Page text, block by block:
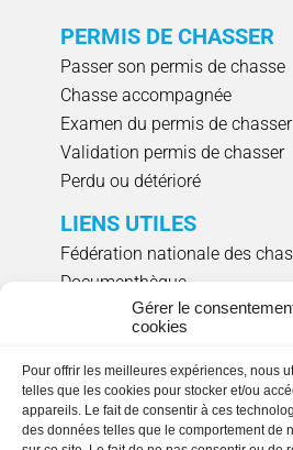
Gérer le
cookies
Pour offrir les meilleures expériences, nous
telles que les cookies pour stocker et/ou
appareils. Le fait de consentir à ces
des données telles que le comportement de
PERMIS DE CHASSER
Passer son permis de chasse
Chasse accompagnée
Examen du permis de chasser
Validation permis de chasser
Perdu ou détérioré
LIENS UTILES
Fédération nationale des
Documenthèque
Agenda évènements
NOUS SUIVRE